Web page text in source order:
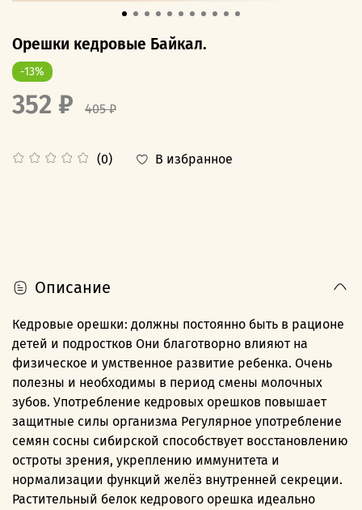
Орешки кедровые Байкал.
(0) В избранное
-13%
352 ₽ 405 ₽
Описание
Кедровые орешки: должны постоянно быть в рационе
детей и подростков Они благотворно влияют на
физическое и умственное развитие ребенка. Очень
полезны и необходимы в период смены молочных
зубов. Употребление кедровых орешков повышает
защитные силы организма Регулярное употребление
семян сосны сибирской способствует восстановлению
остроты зрения, укреплению иммунитета и
нормализации функций желёз внутренней секреции.
Растительный белок кедрового орешка идеально